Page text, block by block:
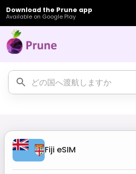
Download the Prune app
Available on Google Play
Fiji eSIM